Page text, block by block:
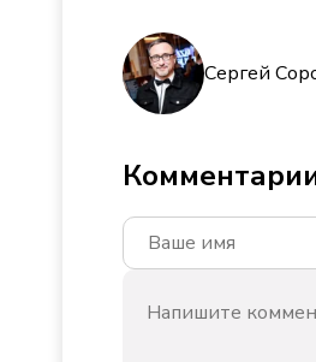
Сергей